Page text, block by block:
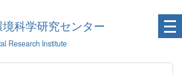
科学研究センター
Research Institute